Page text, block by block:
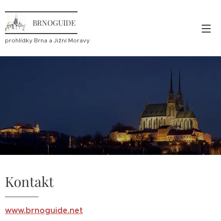
BRNOGUIDE
prohlídky Brna a Jižní Moravy
Kontakt
www.brnoguide.net